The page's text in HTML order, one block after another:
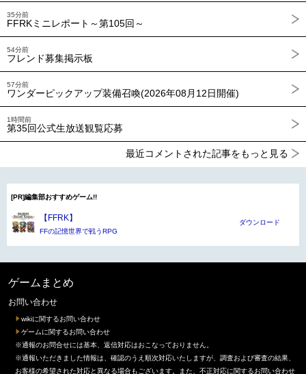
35分前
FFRKミニレポート～第105回～
54分前
フレンド募集掲示板
57分前
ワンダーピックアップ装備召喚(2026年08月12日開催)
1時間前
第35回公式生放送観覧応募
最近コメントされた記事をもっと見る
[PR]編集部おすすめゲーム!!
【FFRK】
FFの記憶世界で戦うRPG
ダウンロード
ゲームまとめ
お問い合わせ
wikiに関するお問い合わせ
ゲームに関するお問い合わせ
※通報のお問合せには基本、返信対応はおこなっておりません。
※通報いただきました情報は、確認のうえ順次対応いたしますが、調査および審査の結果、
お客様の希望された対応と異なる場合もございます。また、不正対応に関するお問い合わせ